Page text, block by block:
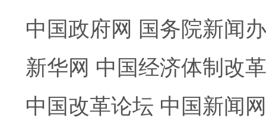
中国政府网 国务院新闻
新华网 中国经济体制改
中国改革论坛 中国新闻网